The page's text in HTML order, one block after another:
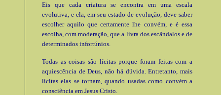
Eis que cada criatura se encontra em uma escala
evolutiva, e ela, em seu estado de evolução, deve saber
escolher aquilo que certamente lhe convém, e é essa
escolha, com moderação, que a livra dos escândalos e de
determinados infortúnios.
Todas as coisas são lícitas porque foram feitas com a
aquiescência de Deus, não há dúvida. Entretanto, mais
lícitas elas se tornam, quando usadas como convém a
consciência em Jesus Cristo.